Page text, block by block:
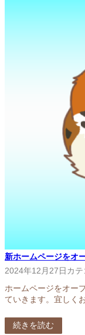
新ホームページをオ
2024年12月27日 カ
ホームページをオー
ていきます。宜しく
続きを読む